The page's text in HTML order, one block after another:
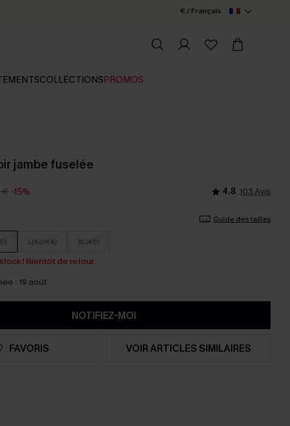
€ / Français
COLLECTIONSPROMOS
jambe fuselée
€ -15% 4.8 103 Avis
Guide des tailles
L(42/44) XL(46)
! Bientôt de retour.
: 19 août
NOTIFIEZ-MOI
FAVORIS VOIR ARTICLES SIMILAIRES